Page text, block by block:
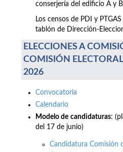
conserjería del edificio A y
Los censos de PDI y
tablón de Dirección-
ELECCIONES A
COMISIÓN
2026
Convocatoria
Calendario
Modelo de candidaturas:
del 17 de junio)
Candidatura Comisión